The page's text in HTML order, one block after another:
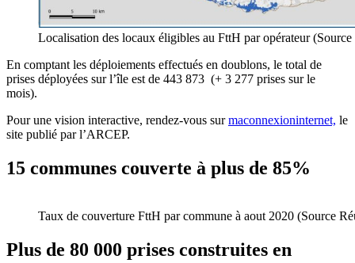
Localisation des locaux éligibles au FttH par opérateur
En comptant les déploiements effectués en doublons, le total de
prises déployées sur l’île est de 443 873 (+ 3 277 prises sur le
mois).
Pour une vision interactive, rendez-vous surmaconnexioninternet, le
site publié par l’ARCEP.
15 communes couverte à plus de 85%
Taux de couverture FttH par commune à aout 2020 (Source
Plus de 80 000 prises construites en